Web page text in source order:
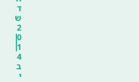
ד
ש
2
0
1
4
ב
י